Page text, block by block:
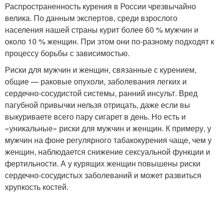
Распространенность курения в России чрезвычайно
велика. По данным экспертов, среди взрослого
населения нашей страны курит более 60 % мужчин и
около 10 % женщин. При этом они по-разному подходят к
процессу борьбы с зависимостью.
Риски для мужчин и женщин, связанные с курением,
общие — раковые опухоли, заболевания легких и
сердечно-сосудистой системы, ранний инсульт. Вред
пагубной привычки нельзя отрицать, даже если вы
выкуриваете всего пару сигарет в день. Но есть и
«уникальные» риски для мужчин и женщин. К примеру, у
мужчин на фоне регулярного табакокурения чаще, чем у
женщин, наблюдается снижение сексуальной функции и
фертильности. А у курящих женщин повышены риски
сердечно-сосудистых заболеваний и может развиться
хрупкость костей.